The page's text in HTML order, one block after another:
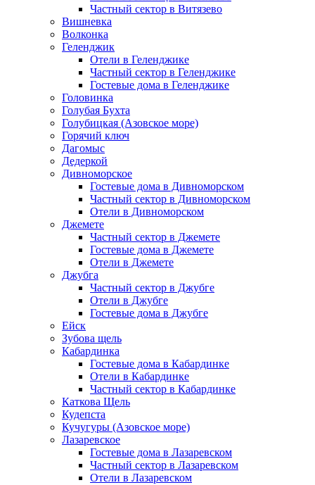
Частный сектор в Витязево
Вишневка
Волконка
Геленджик
Отели в Геленджике
Частный сектор в Геленджике
Гостевые дома в Геленджике
Головинка
Голубая Бухта
Голубицкая (Азовское море)
Горячий ключ
Дагомыс
Дедеркой
Дивноморское
Гостевые дома в Дивноморском
Частный сектор в Дивноморском
Отели в Дивноморском
Джемете
Частный сектор в Джемете
Гостевые дома в Джемете
Отели в Джемете
Джубга
Частный сектор в Джубге
Отели в Джубге
Гостевые дома в Джубге
Ейск
Зубова щель
Кабардинка
Гостевые дома в Кабардинке
Отели в Кабардинке
Частный сектор в Кабардинке
Каткова Щель
Кудепста
Кучугуры (Азовское море)
Лазаревское
Гостевые дома в Лазаревском
Частный сектор в Лазаревском
Отели в Лазаревском